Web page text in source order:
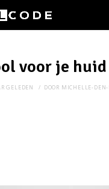
voor je huid
GELEDEN DOOR MICHELLE-